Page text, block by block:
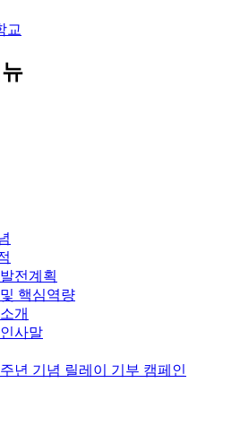
전계획
핵심역량
개
사말
년 기념 릴레이 기부 캠페인